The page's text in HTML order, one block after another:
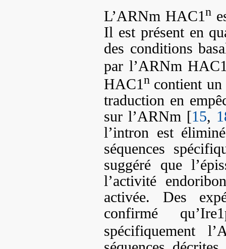
L’ARNm HAC1n
Il est présent en
des conditions
par l’ARNm
HAC1n contient
traduction en
sur l’ARNm [15,
l’intron est
séquences
suggéré que
l’activité
activée. Des
confirmé
spécifiquement